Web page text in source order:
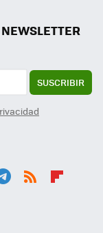
SUSCRIBIR